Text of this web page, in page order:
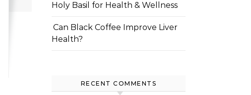
Holy Basil for Health & Wellness
Can Black Coffee Improve Liver
Health?
RECENT COMMENTS